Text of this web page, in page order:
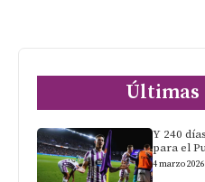
Últimas
Y 240
para el
4 marzo